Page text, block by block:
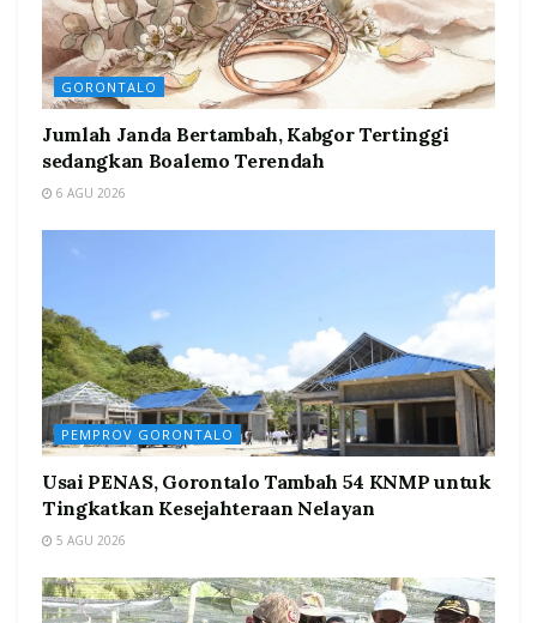
GORONTALO
Jumlah Janda Bertambah, Kabgor Tertinggi
sedangkan Boalemo Terendah
6 AGU 2026
PEMPROV GORONTALO
Usai PENAS, Gorontalo Tambah 54 KNMP untuk
Tingkatkan Kesejahteraan Nelayan
5 AGU 2026